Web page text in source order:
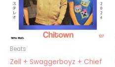
Beats
Zell + Swaggerboyz + Chief